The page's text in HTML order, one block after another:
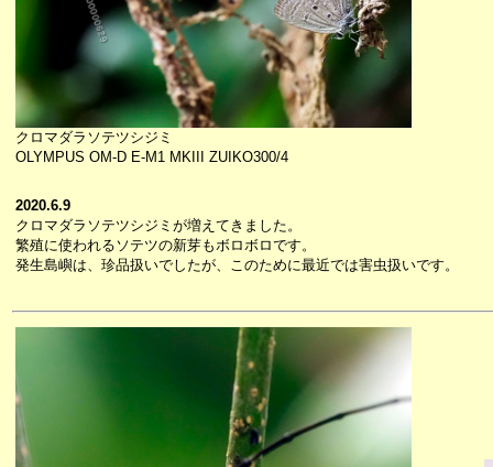
クロマダラソテツシジミ
OLYMPUS OM-D E-M1 MKIII ZUIKO300/4
2020.6.9
クロマダラソテツシジミが増えてきました。
繁殖に使われるソテツの新芽もボロボロです。
発生島嶼は、珍品扱いでしたが、このために最近では害虫扱いです。